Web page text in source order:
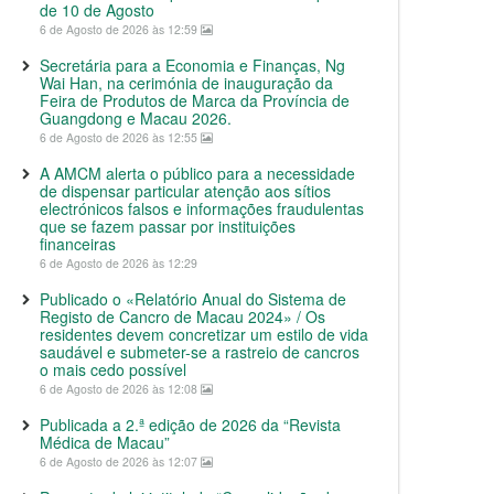
de 10 de Agosto
6 de Agosto de 2026 às 12:59
Secretária para a Economia e Finanças, Ng
Wai Han, na cerimónia de inauguração da
Feira de Produtos de Marca da Província de
Guangdong e Macau 2026.
6 de Agosto de 2026 às 12:55
A AMCM alerta o público para a necessidade
de dispensar particular atenção aos sítios
electrónicos falsos e informações fraudulentas
que se fazem passar por instituições
financeiras
6 de Agosto de 2026 às 12:29
Publicado o «Relatório Anual do Sistema de
Registo de Cancro de Macau 2024» / Os
residentes devem concretizar um estilo de vida
saudável e submeter-se a rastreio de cancros
o mais cedo possível
6 de Agosto de 2026 às 12:08
Publicada a 2.ª edição de 2026 da “Revista
Médica de Macau”
6 de Agosto de 2026 às 12:07